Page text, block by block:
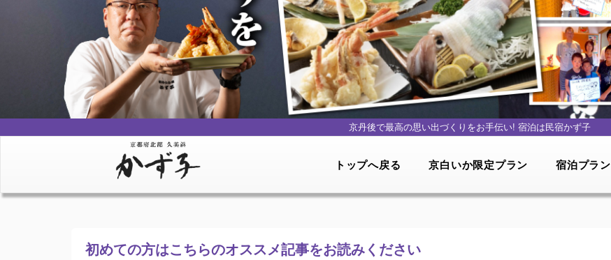
京丹後で最高の思い出づくりをお手伝い! 宿泊は民宿かず子
トップへ戻る 京白いか限定プラン 宿泊プラン
初めての方はこちらのオススメ記事をお読みください